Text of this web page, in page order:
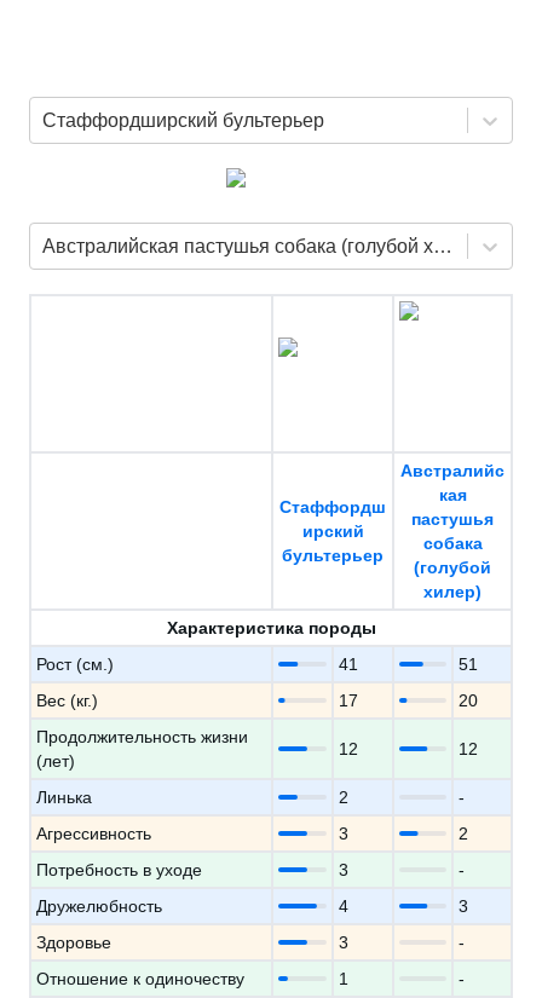
Стаффордширский бультерьер
Австралийская пастушья собака (голубой хилер)
Стаффордш
ирский
бультерьер
Австралийс
кая
пастушья
собака
(голубой
хилер)
Характеристика породы
Рост (см.)
41
51
Вес (кг.)
17
20
Продолжительность жизни
(лет)
12 12
Линька 2
-
Агрессивность
3
2
Потребность в уходе
3
-
Дружелюбность
4
3
Здоровье
3
-
Отношение к одиночеству
1
-